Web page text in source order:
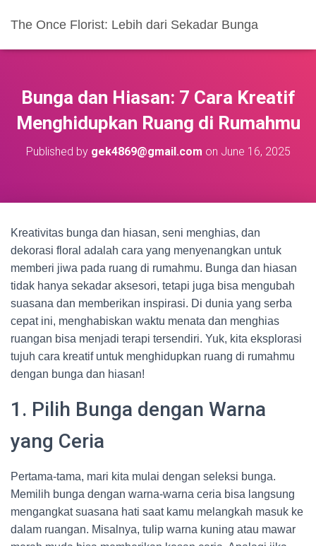
The Once Florist: Lebih dari Sekadar Bunga
Bunga dan Hiasan: 7 Cara Kreatif
Menghidupkan Ruang di Rumahmu
Published by gek4869@gmail.com on June 16, 2025
Kreativitas bunga dan hiasan, seni menghias, dan
dekorasi floral adalah cara yang menyenangkan untuk
memberi jiwa pada ruang di rumahmu. Bunga dan hiasan
tidak hanya sekadar aksesori, tetapi juga bisa mengubah
suasana dan memberikan inspirasi. Di dunia yang serba
cepat ini, menghabiskan waktu menata dan menghias
ruangan bisa menjadi terapi tersendiri. Yuk, kita eksplorasi
tujuh cara kreatif untuk menghidupkan ruang di rumahmu
dengan bunga dan hiasan!
1. Pilih Bunga dengan Warna
yang Ceria
Pertama-tama, mari kita mulai dengan seleksi bunga.
Memilih bunga dengan warna-warna ceria bisa langsung
mengangkat suasana hati saat kamu melangkah masuk ke
dalam ruangan. Misalnya, tulip warna kuning atau mawar